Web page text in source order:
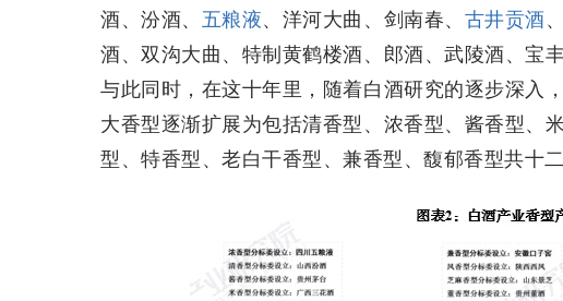
酒、汾酒、 五粮液、洋河大曲、剑南春、 古井贡酒
酒、双沟大曲、特制黄鹤楼酒、郎酒、武陵酒、宝
与此同时，在这十年里，随着白酒研究的逐步深入
大香型逐渐扩展为包括清香型、浓香型、酱香型、
型、特香型、老白干香型、兼香型、馥郁香型共十二